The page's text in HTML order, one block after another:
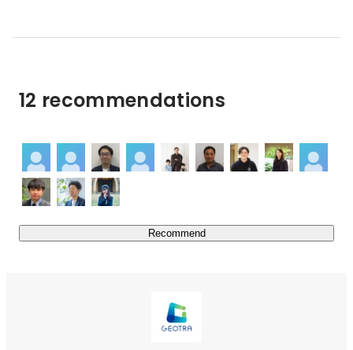
す。また、国内に留まらず海外顧客向けのサービス提供
や、類似事業の開発にあたっての包括的な技術支援といっ
た海外展開も始まっています。
12 recommendations
Recommend